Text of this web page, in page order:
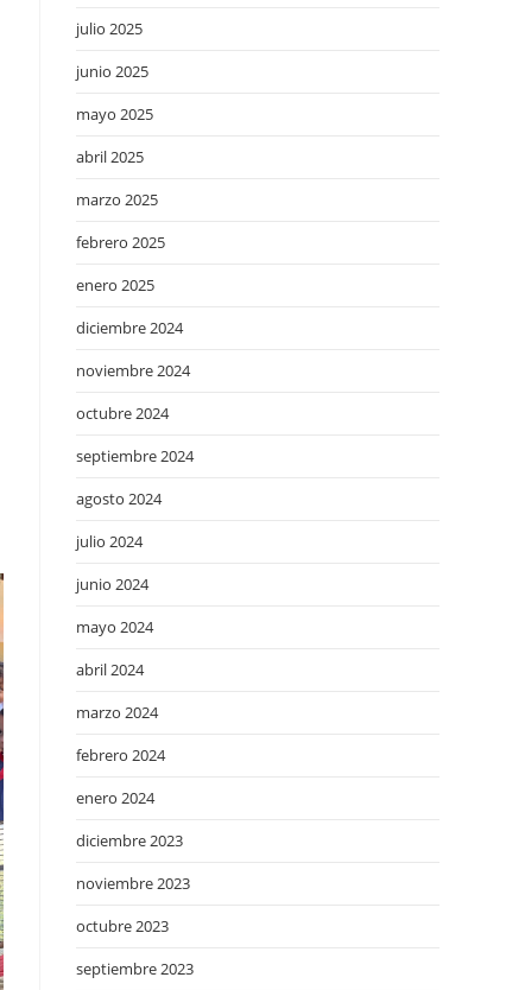
julio 2025
junio 2025
mayo 2025
abril 2025
marzo 2025
febrero 2025
enero 2025
diciembre 2024
noviembre 2024
octubre 2024
septiembre 2024
agosto 2024
julio 2024
junio 2024
mayo 2024
abril 2024
marzo 2024
febrero 2024
enero 2024
diciembre 2023
noviembre 2023
octubre 2023
septiembre 2023